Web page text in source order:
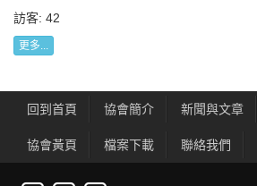
訪客: 42
更多...
回到首頁 協會簡介 新聞與文章
協會黃頁 檔案下載 聯絡我們